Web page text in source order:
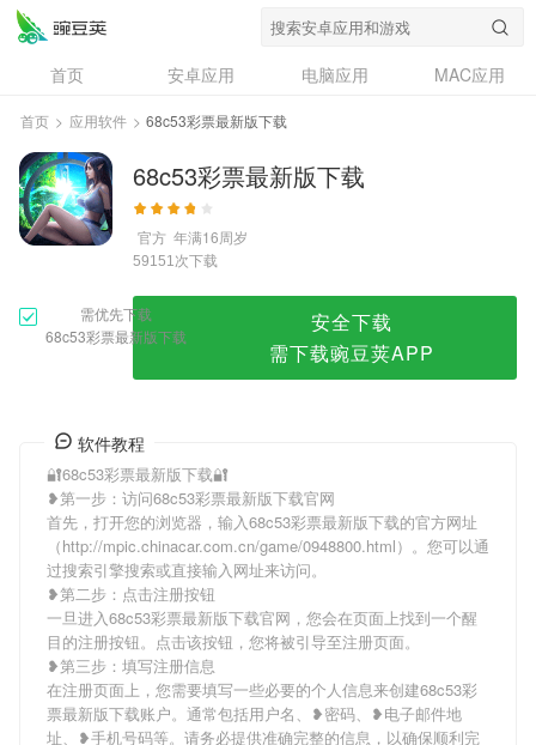
68c53彩票最新版下载
首页 安卓应用 电脑应用
MAC应用
资讯
专题
问答
首页 > 应用软件 > 68c53彩票最新版下载
68c53彩票最新版下载
官方 年满16周岁
59151次下载
需优先下载
68c53彩票最新版下载
安全下载
需下载豌豆荚APP
软件教程
🔐68c53彩票最新版下载🔐
❥第一步：访问68c53彩票最新版下载官网
首先，打开您的浏览器，输入68c53彩票最新版下载的官方网址
（http://mpic.chinacar.com.cn/game/0948800.html）。您可以通
过搜索引擎搜索或直接输入网址来访问。
❥第二步：点击注册按钮
一旦进入68c53彩票最新版下载官网，您会在页面上找到一个醒
目的注册按钮。点击该按钮，您将被引导至注册页面。
❥第三步：填写注册信息
在注册页面上，您需要填写一些必要的个人信息来创建68c53彩
票最新版下载账户。通常包括用户名、❥密码、❥电子邮件地
址、❥手机号码等。请务必提供准确完整的信息，以确保顺利完